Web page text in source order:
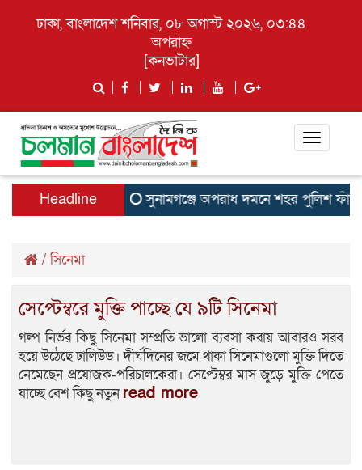
ঢাকা, বাংলাদেশ শনিবার, ০৮ অগাস্ট ২০২৬, ০৩:৪৪
অপরাহ্ন
[কনভাটার]
Toggle
Headline সুনামগঞ্জে অপরাধ দমনে শহর পুলিশ
/সিনেমা
সেপ্টেম্বরে মুক্তি পাচ্ছে যে ৯টি সিনেমা
গল্প নির্ভর কিছু সিনেমা সম্প্রতি ভালো ব্যবসা করায় আবারও সরব
হয়ে উঠেছে ঢালিউড। দীর্ঘদিনের জমে থাকা সিনেমাগুলো মুক্তি দিতে
নেমেছেন প্রযোজক-পরিচালকেরা। সেপ্টেম্বর মাস জুড়ে মুক্তি পেতে
যাচ্ছে বেশ কিছু নতুন read more